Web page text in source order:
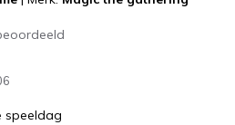
speeldag